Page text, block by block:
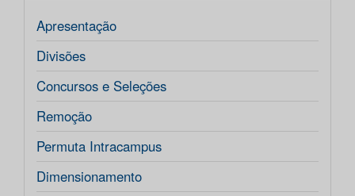
Apresentação
Divisões
Concursos e Seleções
Remoção
Permuta Intracampus
Dimensionamento